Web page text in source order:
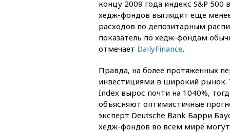
концу 2009 года индекс S&P 500
хедж-фондов выглядит еще
расходов по депозитарным
показатель по хедж-фондам
отмечает DailyFinance.
Правда, на более протяженных
инвестициями в широкий рынок.
Index вырос почти на 1040%,
объясняют оптимистичные
эксперт Deutsche Bank Барри
хедж-фондов во всем мире